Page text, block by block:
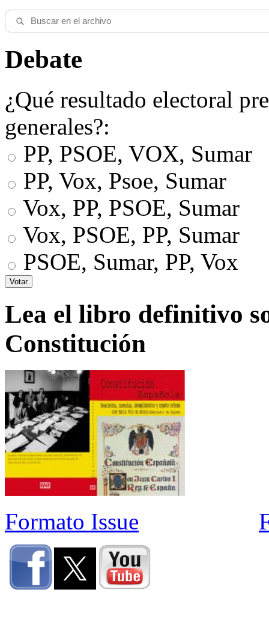
Debate
¿Qué resultado electoral
generales?:
PP, PSOE, VOX, Sumar
PP, Vox, Psoe, Sumar
Vox, PP, PSOE, Sumar
Vox, PSOE, PP, Sumar
PSOE, Sumar, PP, Vox
Lea el libro definitivo
Constitución
Formato Issue